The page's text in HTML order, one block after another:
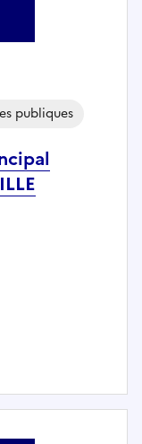
publiques
principal